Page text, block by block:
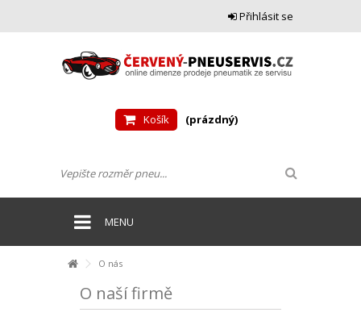
Přihlásit se
Košík (prázdný)
MENU
O nás
O naší firmě